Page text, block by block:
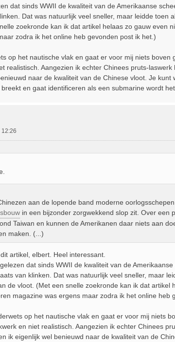
dat sinds WWII de kwaliteit van de Amerikaanse
Dat was natuurlijk veel sneller, maar leidde toen
zoekronde kan ik dat artikel helaas zo gauw even
zodra ik het online heb gevonden post ik het.)
op het nautische vlak en gaat er voor mij niets
realistisch. Aangezien ik echter Chinees pruts-
naar de kwaliteit van de Chinese vloot. Je
en gaat identificeren als een submarine wordt
12:26
aan de lopende band moderne
in een bijzonder zorgwekkend slop zit. Over een
Taiwan en kunnen de Amerikanen daar niets aan
maken. (...)
artikel, elbert. Heel interessant.
dat sinds WWII de kwaliteit van de
van klinken. Dat was natuurlijk veel sneller, maar
de vloot. (Met een snelle zoekronde kan ik dat artikel
magazine was ergens maar zodra ik het online heb
op het nautische vlak en gaat er voor mij niets
en niet realistisch. Aangezien ik echter Chinees
ik eigenlijk wel benieuwd naar de kwaliteit van de